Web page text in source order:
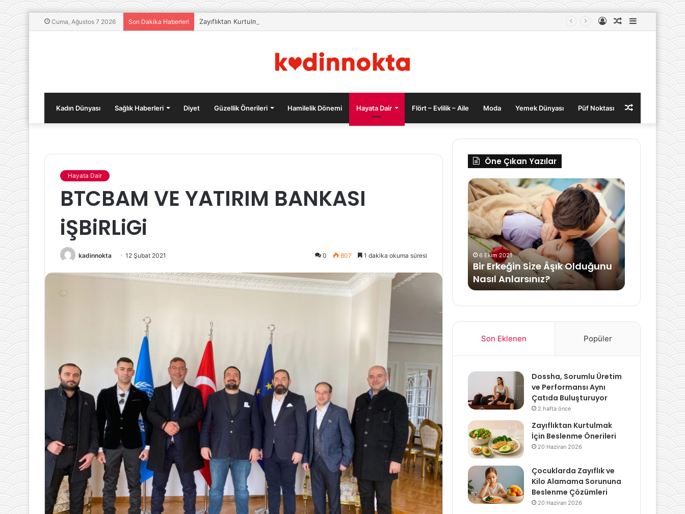
Cuma, Ağustos 7 2026 Son Dakika Haberleri Zayıflıktan Kurtulmak İçin Beslenme Önerileri
Kenar
Bölmesi
Rastgele
Kayıt
Kadın Dünyası Sağlık Haberleri Diyet Güzellik Önerileri Hamilelik Dönemi Hayata Dair Flört – Evlilik – Aile Moda Yemek Dünyası Püf Noktası Rastgele
Makale
Hayata Dair
BTCBAM VE YATIRIM BANKASI
iŞBiRLiGi
kadinnokta 12 Şubat 2021 0 807 1 dakika okuma süresi
Öne Çıkan Yazılar
Kanalı
Nasıl
Youtube Kanalı Nasıl Açılır?
Vuran
3
Ayakları Vuran 3 Problem
Bir
Erkeğin
Size
Âşık
Olduğunu
Nasıl
Anlarsınız?
6 Ekim 2021
Bir Erkeğin Size Âşık Olduğunu
Nasıl Anlarsınız?
Yaz
ve
Kış
Kadınların
Cilt
Özel
Bitkisel
Yaz ve
Cilt
Son Eklenen Popüler
Dossha, Sorumlu Üretim
ve Performansı Aynı
Çatıda Buluşturuyor
2 hafta önce
Zayıflıktan Kurtulmak
İçin Beslenme Önerileri
20 Haziran 2026
Çocuklarda Zayıflık ve
Kilo Alamama Sorununa
Beslenme Çözümleri
20 Haziran 2026